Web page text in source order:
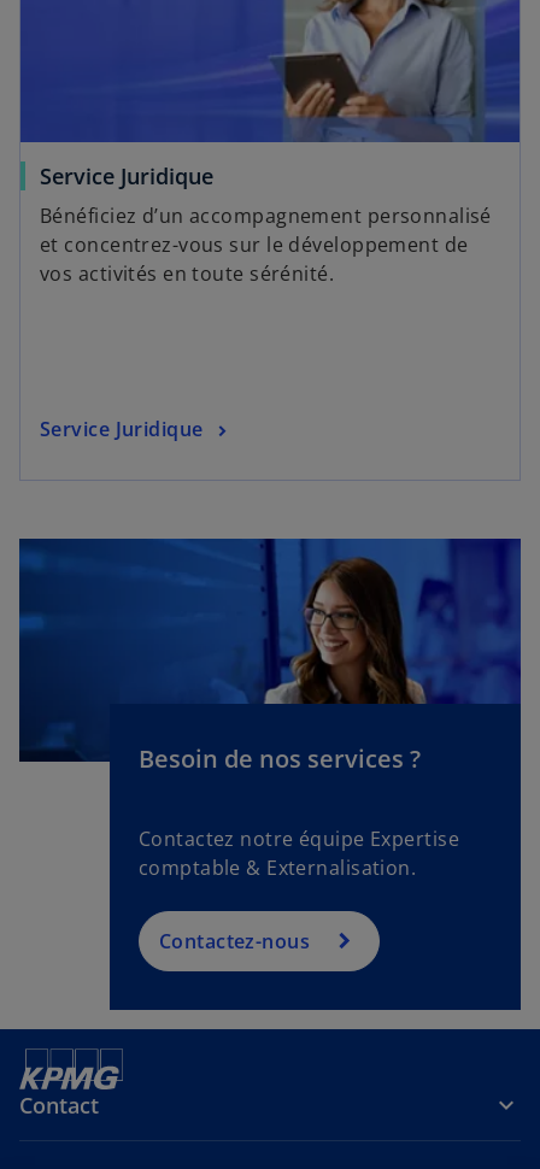
Service Juridique
Bénéficiez d’un accompagnement personnalisé
et concentrez-vous sur le développement de
vos activités en toute sérénité.
Service Juridique
Besoin de nos services ?
Contactez notre équipe Expertise
comptable & Externalisation.
Contactez-nous
Contact